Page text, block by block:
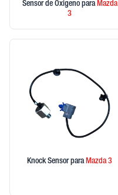
Sensor de Oxigeno paraMazda
3
Knock Sensorpara Mazda3